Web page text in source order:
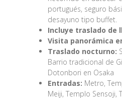
portugués, seguro
desayuno tipo buffet.
Incluye traslado de
Visita panorámica
Traslado nocturno:
Barrio tradicional de
Dotonbori en Osaka
Entradas: Metro,
Meiji, Templo Sensoji,